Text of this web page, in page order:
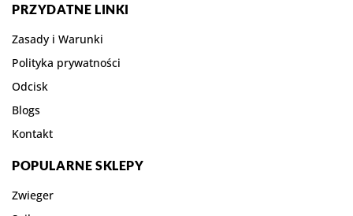
PRZYDATNE LINKI
Zasady i Warunki
Polityka prywatności
Odcisk
Blogs
Kontakt
POPULARNE SKLEPY
Zwieger